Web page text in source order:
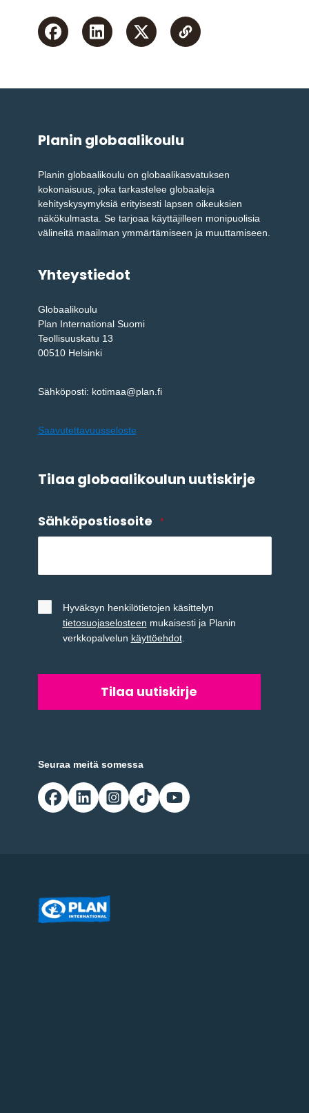
Planin globaalikoulu
Planin globaalikoulu on globaalikasvatuksen
kokonaisuus, joka tarkastelee globaaleja
kehityskysymyksiä erityisesti lapsen oikeuksien
näkökulmasta. Se tarjoaa käyttäjilleen monipuolisia
välineitä maailman ymmärtämiseen ja muuttamiseen.
Yhteystiedot
Globaalikoulu
Plan International Suomi
Teollisuuskatu 13
00510 Helsinki
Sähköposti: kotimaa@plan.fi
Saavutettavuusseloste
Tilaa globaalikoulun uutiskirje
Sähköpostiosoite *
Untitled
Hyväksyn henkilötietojen käsittelyn
tietosuojaselosteen mukaisesti ja Planin
verkkopalvelun käyttöehdot.
Seuraa meitä somessa